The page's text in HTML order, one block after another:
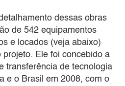
dessas obras
de 542 equipamentos
e locados (veja abaixo)
Ele foi concebido a
transferência de tecnologia
e o Brasil em 2008, com o